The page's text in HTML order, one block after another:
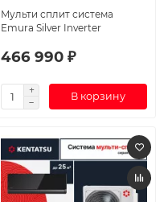
Мульти сплит система
Emura Silver Inverter
466 990 ₽
В корзину